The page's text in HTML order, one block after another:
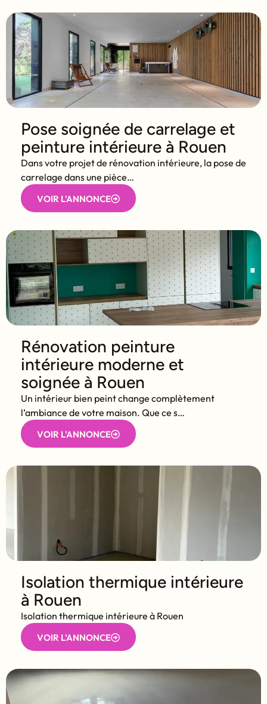
Pose soignée de carrelage et
peinture intérieure à Rouen
Dans votre projet de rénovation intérieure, la pose de
carrelage dans une pièce…
VOIR L'ANNONCE
Rénovation peinture
intérieure moderne et
soignée à Rouen
Un intérieur bien peint change complètement
l’ambiance de votre maison. Que ce s…
VOIR L'ANNONCE
Isolation thermique intérieure
à Rouen
Isolation thermique intérieure à Rouen
VOIR L'ANNONCE